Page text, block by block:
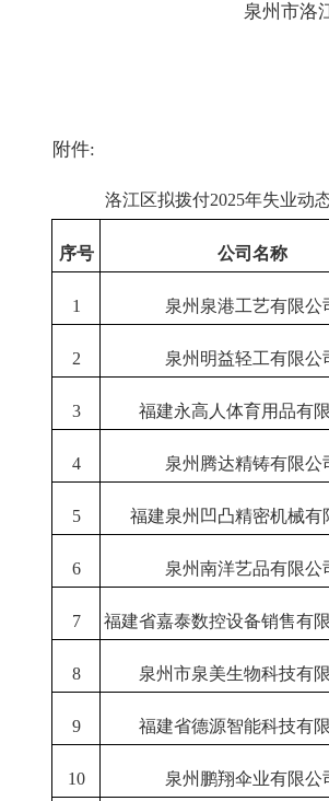
泉州市洛
附件:
洛江区拟拨付2025年失业动
序号 公司名称
1 泉州泉港工艺有限公
2 泉州明益轻工有限公
3 福建永高人体育用品有
4 泉州腾达精铸有限公
5 福建泉州凹凸精密机械有
6 泉州南洋艺品有限公
7 福建省嘉泰数控设备销售有
8 泉州市泉美生物科技有
9 福建省德源智能科技有
10 泉州鹏翔伞业有限公